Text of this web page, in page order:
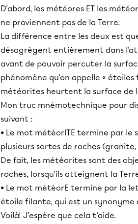
D'abord, les météores ET les
ne proviennent pas de la Terre.
La différence entre les deux est
désagrègent entièrement dans
avant de pouvoir percuter la
phénomène qu'on appelle « étoiles
météorites heurtent la surface de
Mon truc mnémotechnique pour
suivant :
• Le mot météorITE termine par le
plusieurs sortes de roches
De fait, les météorites sont des
roches, lorsqu'ils atteignent la
• Le mot météorE termine par la
étoile filante, qui est un synonyme
Voilà! J'espère que cela t'aide.